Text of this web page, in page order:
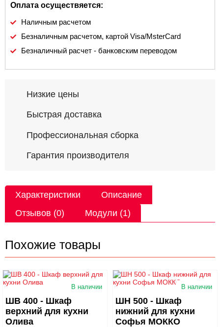
Оплата осуществяется:
Наличным расчетом
Безналичным расчетом, картой Visa/MsterCard
Безналичный расчет - банковским переводом
Низкие цены
Быстрая доставка
Профессиональная сборка
Гарантия производителя
Характеристики
Описание
Отзывов (0)
Модули (1)
Похожие товары
В наличии
ШВ 400 - Шкаф
верхний для кухни
Олива
В наличии
ШН 500 - Шкаф
нижний для кухни
Софья МОККО